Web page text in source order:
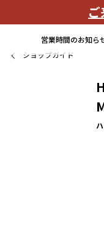
営業時間のお知ら
ショップガイド